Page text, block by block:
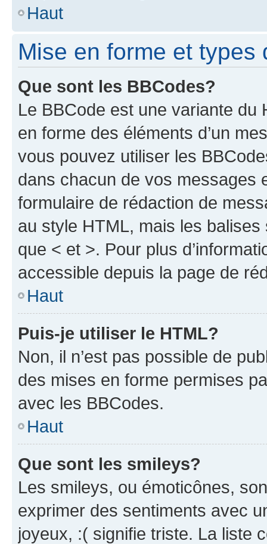
Haut
Mise en forme et types
Que sont les BBCodes?
Le BBCode est une variante du
en forme des éléments d’un
vous pouvez utiliser les
dans chacun de vos messages
formulaire de rédaction de
au style HTML, mais les
que < et >. Pour plus
accessible depuis la page de
Haut
Puis-je utiliser le HTML?
Non, il n’est pas possible de
des mises en forme permises
avec les BBCodes.
Haut
Que sont les smileys?
Les smileys, ou émoticônes,
exprimer des sentiments avec
joyeux, :( signifie triste. La liste